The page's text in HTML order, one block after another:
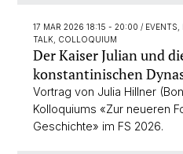
17 MAR 2026 18:15 - 20:00 / EVENTS,
TALK, COLLOQUIUM
Der Kaiser Julian und
konstantinischen
Vortrag von Julia Hillner
Kolloquiums «Zur neueren
Geschichte» im FS 2026.